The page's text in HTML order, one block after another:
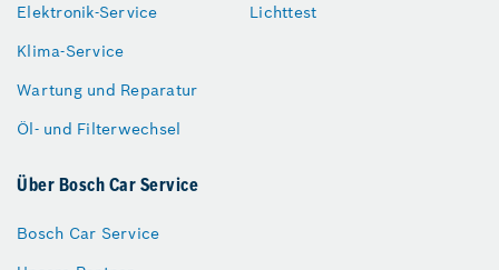
Elektronik-Service
Klima-Service
Wartung und Reparatur
Öl- und Filterwechsel
Lichttest
Über Bosch Car Service
Bosch Car Service